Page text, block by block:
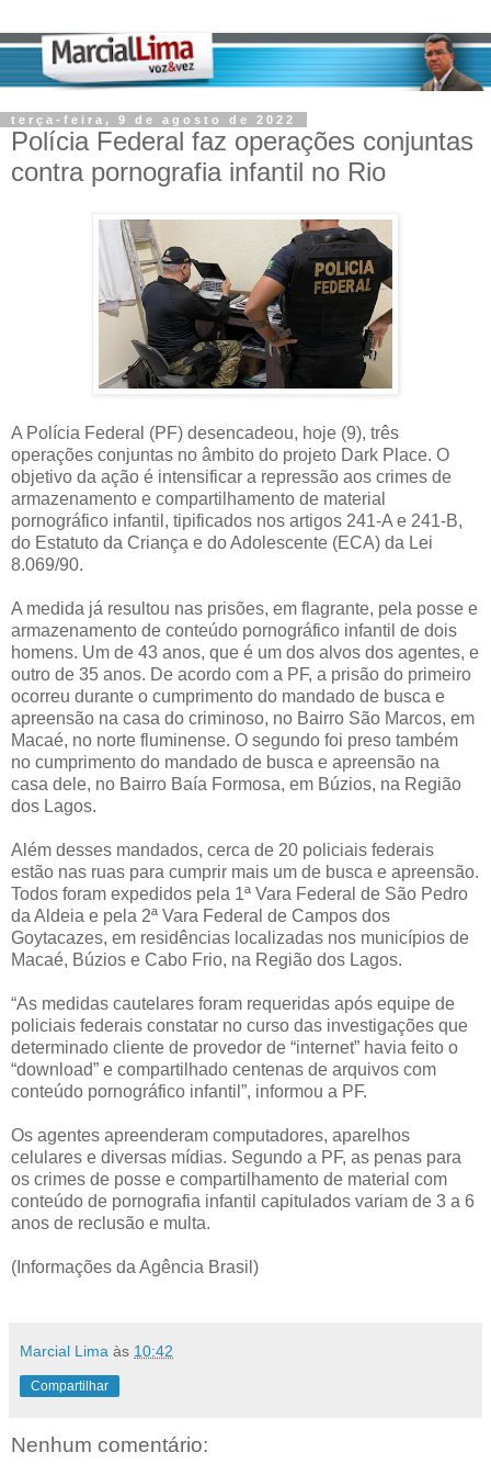
terça-feira, 9 de agosto de 2022
Polícia Federal faz operações conjuntas
contra pornografia infantil no Rio
A Polícia Federal (PF) desencadeou, hoje (9), três
operações conjuntas no âmbito do projeto Dark Place. O
objetivo da ação é intensificar a repressão aos crimes de
armazenamento e compartilhamento de material
pornográfico infantil, tipificados nos artigos 241-A e 241-B,
do Estatuto da Criança e do Adolescente (ECA) da Lei
8.069/90.
A medida já resultou nas prisões, em flagrante, pela posse e
armazenamento de conteúdo pornográfico infantil de dois
homens. Um de 43 anos, que é um dos alvos dos agentes, e
outro de 35 anos. De acordo com a PF, a prisão do primeiro
ocorreu durante o cumprimento do mandado de busca e
apreensão na casa do criminoso, no Bairro São Marcos, em
Macaé, no norte fluminense. O segundo foi preso também
no cumprimento do mandado de busca e apreensão na
casa dele, no Bairro Baía Formosa, em Búzios, na Região
dos Lagos.
Além desses mandados, cerca de 20 policiais federais
estão nas ruas para cumprir mais um de busca e apreensão.
Todos foram expedidos pela 1ª Vara Federal de São Pedro
da Aldeia e pela 2ª Vara Federal de Campos dos
Goytacazes, em residências localizadas nos municípios de
Macaé, Búzios e Cabo Frio, na Região dos Lagos.
“As medidas cautelares foram requeridas após equipe de
policiais federais constatar no curso das investigações que
determinado cliente de provedor de “internet” havia feito o
“download” e compartilhado centenas de arquivos com
conteúdo pornográfico infantil”, informou a PF.
Os agentes apreenderam computadores, aparelhos
celulares e diversas mídias. Segundo a PF, as penas para
os crimes de posse e compartilhamento de material com
conteúdo de pornografia infantil capitulados variam de 3 a 6
anos de reclusão e multa.
(Informações da Agência Brasil)
Marcial Lima às 10:42
Compartilhar
Nenhum comentário: